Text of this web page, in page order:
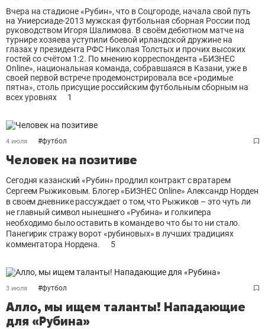
Вчера на стадионе «Рубин», что в Соцгороде, начала свой путь
на Униерсиаде-2013 мужская футбольная сборная России под
руководством Игоря Шалимова. В своём дебютном матче на
турнире хозяева уступили боевой ирландской дружине на
глазах у президента РФС Николая Толстых и прочих высоких
гостей со счётом 1:2. По мнению корреспондента «БИЗНЕС
Online», национальная команда, собравшаяся в Казани, уже в
своей первой встрече продемонстрировала все «родимые
пятна», столь присущие российским футбольным сборным на
всех уровнях
1
4 июля #футбол
Человек на позитиве
Сегодня казанский «Рубин» продлил контракт с вратарем
Сергеем Рыжиковым. Блогер «БИЗНЕС Online» Александр Норден
в своем дневнике рассуждает о том, что Рыжиков – это чуть ли
не главный символ нынешнего «Рубина» и голкипера
необходимо было оставить в команде во что бы то ни стало.
Панегирик стражу ворот «рубиновых» в лучших традициях
комментатора Нордена.
5
3 июля #футбол
Алло, мы ищем таланты! Нападающие
для «Рубина»